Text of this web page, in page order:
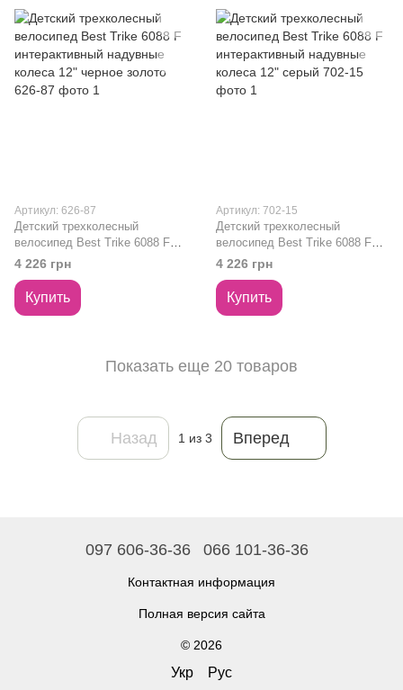
Артикул: 626-87
Детский трехколесный
велосипед Best Trike 6088 F
интерактивный надувные
колеса 12" черное золото 626-
87
4 226 грн
Купить
Артикул: 702-15
Детский трехколесный
велосипед Best Trike 6088 F
интерактивный надувные
колеса 12" серый 702-15
4 226 грн
Купить
Показать еще 20 товаров
Назад 1 из 3 Вперед
097 606-36-36 066 101-36-36
Контактная информация
Полная версия сайта
© 2026
Укр Рус